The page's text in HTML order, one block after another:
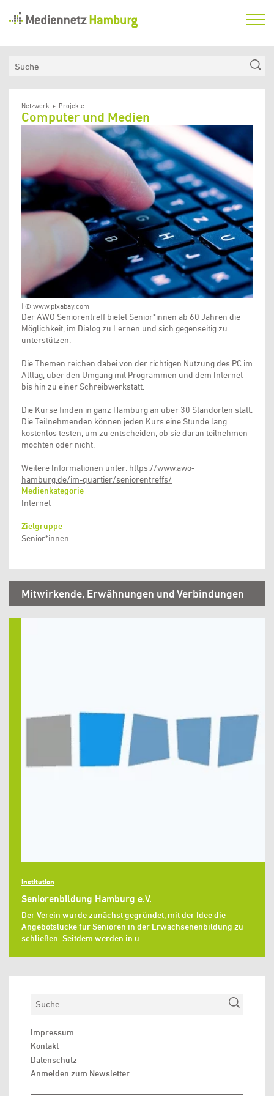
Hamburg
Aktuelles
Medienkompetenzfonds
Verein
Netzwerk Projekte
Computer und Medien
Der AWO Seniorentreff bietet Senior*innen ab 60 Jahren die
Möglichkeit, im Dialog zu Lernen und sich gegenseitig zu
unterstützen.
Die Themen reichen dabei von der richtigen Nutzung des PC im
Alltag, über den Umgang mit Programmen und dem Internet
bis hin zu einer Schreibwerkstatt.
Die Kurse finden in ganz Hamburg an über 30 Standorten statt.
Die Teilnehmenden können jeden Kurs eine Stunde lang
kostenlos testen, um zu entscheiden, ob sie daran teilnehmen
möchten oder nicht.
Weitere Informationen unter: https://www.awo-
hamburg.de/im-quartier/seniorentreffs/
| © www.pixabay.com
Medienkategorie
Internet
Zielgruppe
Senior*innen
Mitwirkende, Erwähnungen und Verbindungen
Institution
Seniorenbildung Hamburg e.V.
Der Verein wurde zunächst gegründet, mit der Idee die
Angebotslücke für Senioren in der Erwachsenenbildung zu
schließen. Seitdem werden in u …
Suchen
Impressum
Kontakt
Datenschutz
Anmelden zum Newsletter